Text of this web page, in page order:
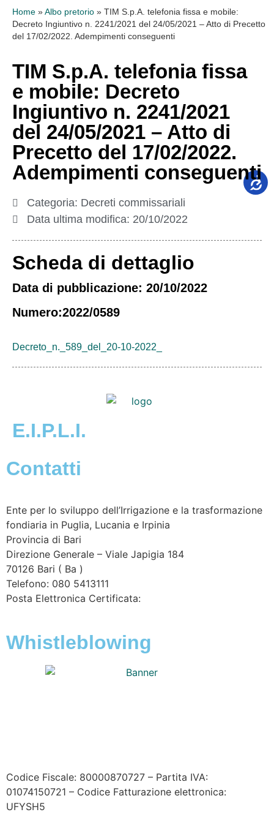
Home » Albo pretorio » TIM S.p.A. telefonia fissa e mobile:
Decreto Ingiuntivo n. 2241/2021 del 24/05/2021 – Atto di Precetto
del 17/02/2022. Adempimenti conseguenti
TIM S.p.A. telefonia fissa
e mobile: Decreto
Ingiuntivo n. 2241/2021
del 24/05/2021 – Atto di
Precetto del 17/02/2022.
Adempimenti conseguenti
Categoria: Decreti commissariali
Data ultima modifica: 20/10/2022
Scheda di dettaglio
Data di pubblicazione: 20/10/2022
Numero:2022/0589
Decreto_n._589_del_20-10-2022_
E.I.P.L.I.
Contatti
Ente per lo sviluppo dell’Irrigazione e la trasformazione
fondiaria in Puglia, Lucania e Irpinia
Provincia di Bari
Direzione Generale – Viale Japigia 184
70126 Bari ( Ba )
Telefono: 080 5413111
Posta Elettronica Certificata:
Whistleblowing
Codice Fiscale: 80000870727 – Partita IVA:
01074150721 – Codice Fatturazione elettronica:
UFYSH5